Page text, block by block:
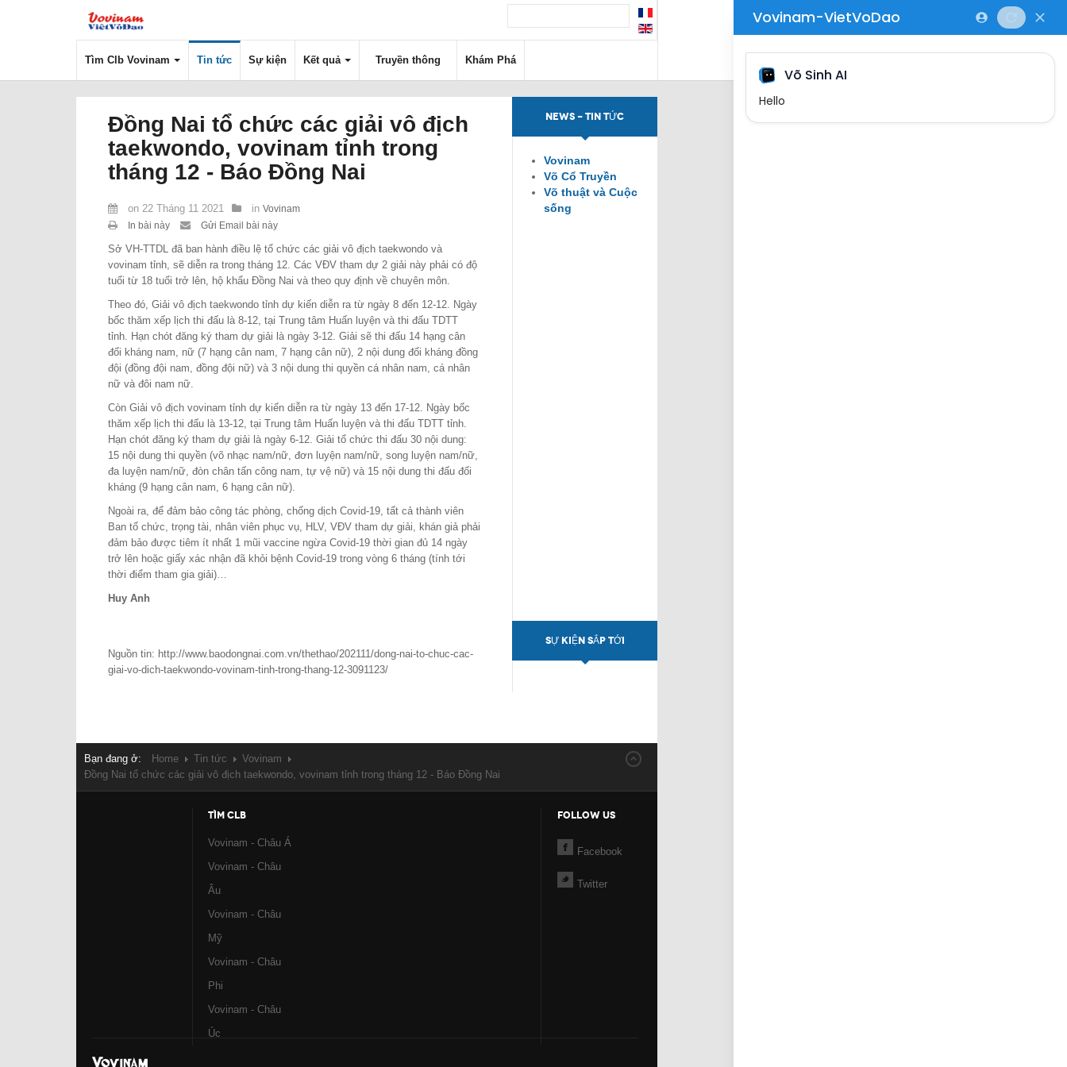
Tìm Clb Vovinam Tin tức Sự kiện Kết quả Truyền thông Khám Phá
Đồng Nai tổ chức các giải vô địch
taekwondo, vovinam tỉnh trong
tháng 12 - Báo Đồng Nai
on 22 Tháng 11 2021 in Vovinam
In bài này
Gửi Email bài này
Sở VH-TTDL đã ban hành điều lệ tổ chức các giải vô địch taekwondo và
vovinam tỉnh, sẽ diễn ra trong tháng 12. Các VĐV tham dự 2 giải này phải có độ
tuổi từ 18 tuổi trở lên, hộ khẩu Đồng Nai và theo quy định về chuyên môn.
Theo đó, Giải vô địch taekwondo tỉnh dự kiến diễn ra từ ngày 8 đến 12-12. Ngày
bốc thăm xếp lịch thi đấu là 8-12, tại Trung tâm Huấn luyện và thi đấu TDTT
tỉnh. Hạn chót đăng ký tham dự giải là ngày 3-12. Giải sẽ thi đấu 14 hạng cân
đối kháng nam, nữ (7 hạng cân nam, 7 hạng cân nữ), 2 nội dung đối kháng đồng
đội (đồng đội nam, đồng đội nữ) và 3 nội dung thi quyền cá nhân nam, cá nhân
nữ và đôi nam nữ.
Còn Giải vô địch vovinam tỉnh dự kiến diễn ra từ ngày 13 đến 17-12. Ngày bốc
thăm xếp lịch thi đấu là 13-12, tại Trung tâm Huấn luyện và thi đấu TDTT tỉnh.
Hạn chót đăng ký tham dự giải là ngày 6-12. Giải tổ chức thi đấu 30 nội dung:
15 nội dung thi quyền (võ nhạc nam/nữ, đơn luyện nam/nữ, song luyện nam/nữ,
đa luyện nam/nữ, đòn chân tấn công nam, tự vệ nữ) và 15 nội dung thi đấu đối
kháng (9 hạng cân nam, 6 hạng cân nữ).
Ngoài ra, để đảm bảo công tác phòng, chống dịch Covid-19, tất cả thành viên
Ban tổ chức, trọng tài, nhân viên phục vụ, HLV, VĐV tham dự giải, khán giả phải
đảm bảo được tiêm ít nhất 1 mũi vaccine ngừa Covid-19 thời gian đủ 14 ngày
trở lên hoặc giấy xác nhận đã khỏi bệnh Covid-19 trong vòng 6 tháng (tính tới
thời điểm tham gia giải)…
Huy Anh
Nguồn tin: http://www.baodongnai.com.vn/thethao/202111/dong-nai-to-chuc-cac-
giai-vo-dich-taekwondo-vovinam-tinh-trong-thang-12-3091123/
NEWS - TIN TỨC
Vovinam
Võ Cổ Truyền
Võ thuật và Cuộc
sống
SỰ KIỆN SẮP TỚI
Bạn đang ở: Home Tin tức
Vovinam
Đồng Nai tổ chức các giải vô địch taekwondo, vovinam tỉnh trong tháng 12 - Báo Đồng Nai
TÌM CLB
Vovinam - Châu Á
Vovinam - Châu
Âu
Vovinam - Châu
Mỹ
Vovinam - Châu
Phi
Vovinam - Châu
Úc
FOLLOW US
Facebook
Twitter